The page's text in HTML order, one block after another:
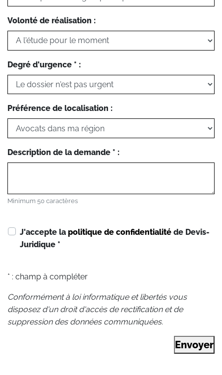
Volonté de réalisation :
Degré d'urgence * :
Préférence de localisation :
Description de la demande * :
Minimum 50 caractères
J'accepte la politique de confidentialité de Devis-
Juridique *
* : champ à compléter
Conformément à loi informatique et libertés vous
disposez d'un droit d'accès de rectification et de
suppression des données communiquées.
Envoyer